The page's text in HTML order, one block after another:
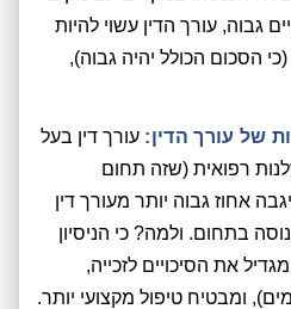
גבוה, עורך הדין עשוי להיות
(כי הסכום הכולל יהיה גבוה),
של עורך הדין: עורך דין בעל
רפואית (שזה תחום
אחוז גבוה יותר מעורך דין
בתחום. ולמה? כי הניסיון
את הסיכויים לזכייה,
ומבטיח טיפול מקצועי יותר.